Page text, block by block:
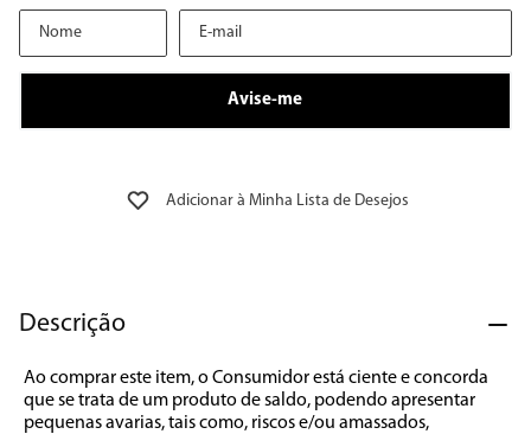
Descrição
Ao comprar este item, o Consumidor está ciente e concorda
que se trata de um produto de saldo, podendo apresentar
pequenas avarias, tais como, riscos e/ou amassados,
microondas